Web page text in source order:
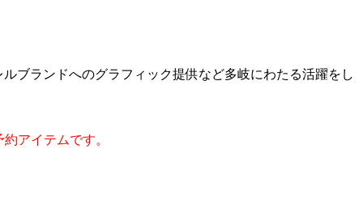
ブランドへのグラフィック提供など多岐にわたる活躍をし
アイテムです。